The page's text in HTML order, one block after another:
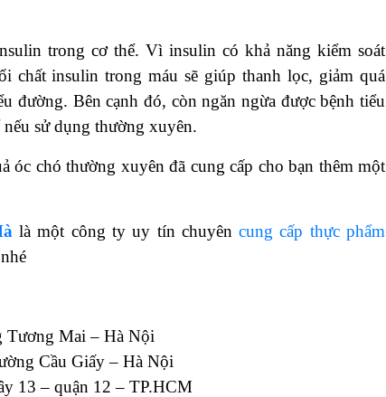
trong cơ thể. Vì insulin có khả năng kiểm soát
insulin trong máu sẽ giúp thanh lọc, giảm quá
đường. Bên cạnh đó, còn ngăn ngừa được bệnh tiểu
sử dụng thường xuyên.
chó thường xuyên đã cung cấp cho bạn thêm một
là một công ty uy tín chuyêncung cấp thực phẩm
Tương Mai – Hà Nội
Cầu Giấy – Hà Nội
13 – quận 12 – TP.HCM